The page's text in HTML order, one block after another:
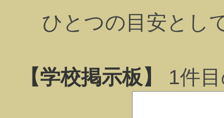
ひとつの目安とし
【学校掲示板】 1件